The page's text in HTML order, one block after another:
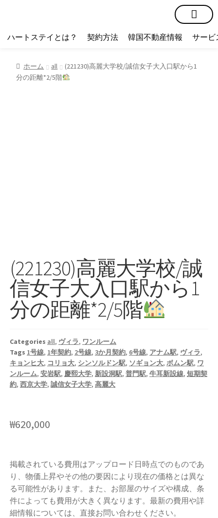
ハートステイとは？ 契約方法 韓国不動産情報 サービ
ホーム all
(221230)高麗大学校/誠信女子大入口駅から1
分の距離*2/5階
(221230)高麗大学校/誠
信女子大入口駅から1
分の距離*2/5階
Categories all, ヴィラ, ワンルーム
Tags 1号線, 1年契約, 2号線, 3か月契約, 6号線, アナム駅, ヴィラ,
キョンヒ大, コリョ大, シンソルドン駅, ソギョン大, ボムン駅, ワ
ンルーム, 安岩駅, 慶熙大学, 新設洞駅, 普門駅, 牛耳新設線, 短期契
約, 西京大学, 誠信女子大学, 高麗大
₩620,000
掲載されている費用はアップロード日時点でのものであ
り、物価上昇やその他の要因により現在の価格とは異な
る可能性があります。また、お部屋のサイズや構成、条
件によっても費用が大きく異なります。最新の費用や詳
細情報については、直接お問い合わせください。